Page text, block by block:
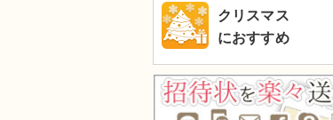
クリスマス
におすすめ